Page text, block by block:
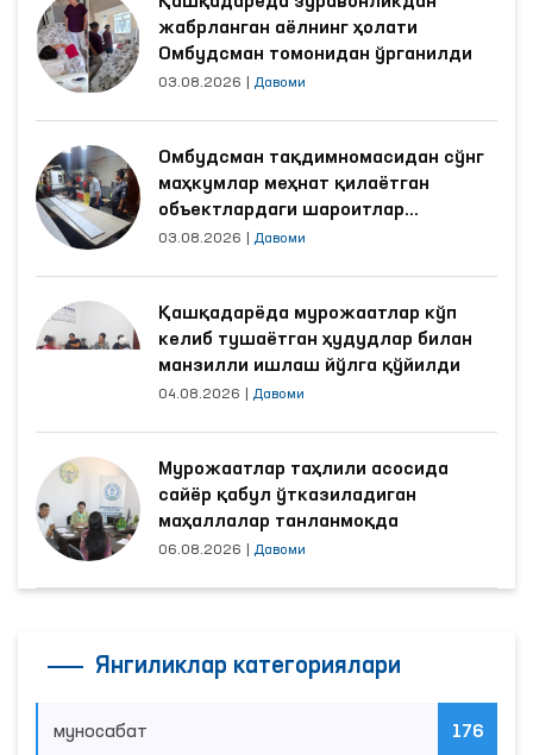
жабрланган аёлнинг ҳолати
Омбудсман томонидан ўрганилди
03.08.2026 Давоми
Омбудсман тақдимномасидан сўнг
маҳкумлар меҳнат қилаётган
объектлардаги шароитлар
яхшиланди
03.08.2026 Давоми
Қашқадарёда мурожаатлар кўп
келиб тушаётган ҳудудлар билан
манзилли ишлаш йўлга қўйилди
04.08.2026 Давоми
Мурожаатлар таҳлили асосида
сайёр қабул ўтказиладиган
маҳаллалар танланмоқда
06.08.2026 Давоми
Янгиликлар категориялари
муносабат 176